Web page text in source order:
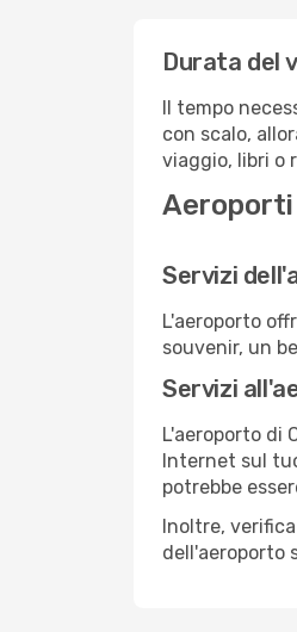
Durata del
Il tempo
con scalo,
viaggio, libri o
Aeroporti
Servizi
L'aeroporto
souvenir, un
Servizi
L'aeroporto di
Internet sul
potrebbe
Inoltre,
dell'aeroporto